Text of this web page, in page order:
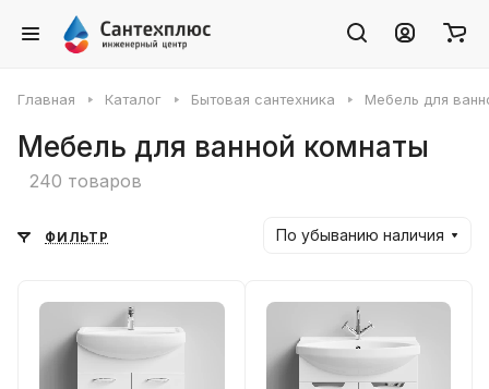
Главная Каталог Бытовая сантехника Мебель для
Мебель для ванной комнаты
240 товаров
ФИЛЬТР По убыванию наличия